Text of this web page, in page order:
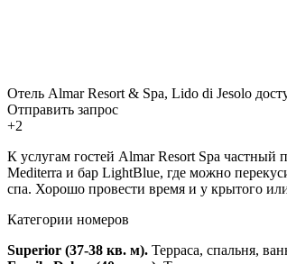
Отель Almar Resort & Spa, Lido di Jesolo
Отправить запрос
+2
К услугам гостей Almar Resort Spa частный
Mediterra и бар LightBlue, где можно
спа. Хорошо провести время и у крытого
Категории номеров
Superior (37-38 кв. м). Терраса, спальня,